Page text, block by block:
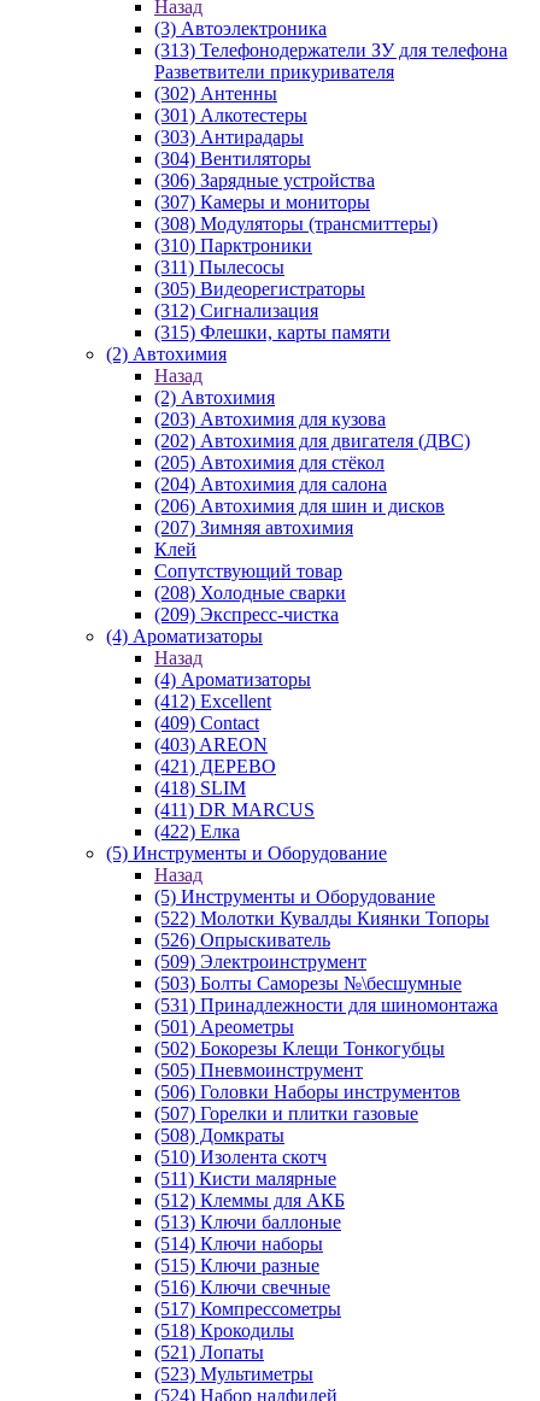
Назад
(3) Автоэлектроника
(313) Телефонодержатели ЗУ для телефона
Разветвители прикуривателя
(302) Антенны
(301) Алкотестеры
(303) Антирадары
(304) Вентиляторы
(306) Зарядные устройства
(307) Камеры и мониторы
(308) Модуляторы (трансмиттеры)
(310) Парктроники
(311) Пылесосы
(305) Видеорегистраторы
(312) Сигнализация
(315) Флешки, карты памяти
(2) Автохимия
Назад
(2) Автохимия
(203) Автохимия для кузова
(202) Автохимия для двигателя (ДВС)
(205) Автохимия для стёкол
(204) Автохимия для салона
(206) Автохимия для шин и дисков
(207) Зимняя автохимия
Клей
Сопутствующий товар
(208) Холодные сварки
(209) Экспреcс-чистка
(4) Ароматизаторы
Назад
(4) Ароматизаторы
(412) Excellent
(409) Contact
(403) AREON
(421) ДЕРЕВО
(418) SLIM
(411) DR MARCUS
(422) Елка
(5) Инструменты и Оборудование
Назад
(5) Инструменты и Оборудование
(522) Молотки Кувалды Киянки Топоры
(526) Опрыскиватель
(509) Электроинструмент
(503) Болты Саморезы №\бесшумные
(531) Принадлежности для шиномонтажа
(501) Ареометры
(502) Бокорезы Клещи Тонкогубцы
(505) Пневмоинструмент
(506) Головки Наборы инструментов
(507) Горелки и плитки газовые
(508) Домкраты
(510) Изолента скотч
(511) Кисти малярные
(512) Клеммы для АКБ
(513) Ключи баллоные
(514) Ключи наборы
(515) Ключи разные
(516) Ключи свечные
(517) Компрессометры
(518) Крокодилы
(521) Лопаты
(523) Мультиметры
(524) Набор надфилей